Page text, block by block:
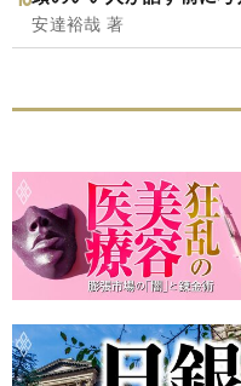
安達裕哉 著